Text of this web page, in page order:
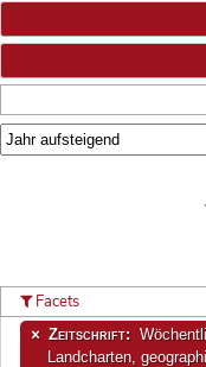
Facets
Zeitschrift:
Landcharten,